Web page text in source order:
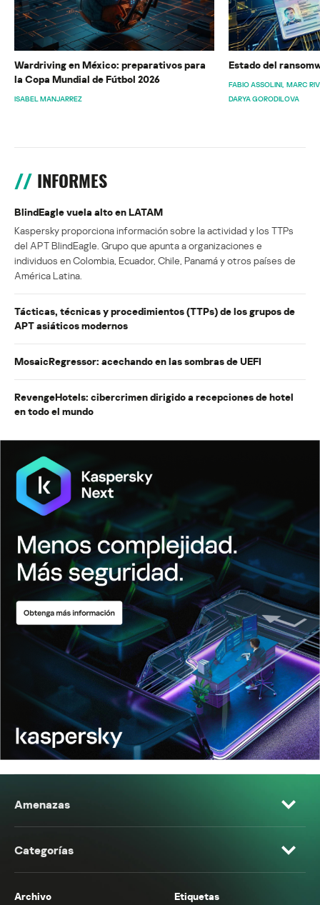
Wardriving en México: preparativos para
la Copa Mundial de Fútbol 2026
ISABEL MANJARREZ
Estado del
FABIO ASSOLINI MARC
DARYA GORODILOVA
INFORMES
BlindEagle vuela alto en LATAM
Kaspersky proporciona información sobre la actividad y los TTPs
del APT BlindEagle. Grupo que apunta a organizaciones e
individuos en Colombia, Ecuador, Chile, Panamá y otros países de
América Latina.
Tácticas, técnicas y procedimientos (TTPs) de los grupos de
APT asiáticos modernos
MosaicRegressor: acechando en las sombras de UEFI
RevengeHotels: cibercrimen dirigido a recepciones de hotel
en todo el mundo
Amenazas
Categorías
Archivo Etiquetas